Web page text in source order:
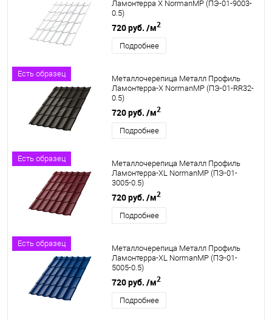
Ламонтерра X NormanMP (ПЭ-01-9003-
0.5)
720 руб. /м2
Подробнее
Есть образец
Металлочерепица Металл Профиль
Ламонтерра-X NormanMP (ПЭ-01-RR32-
0.5)
720 руб. /м2
Подробнее
Есть образец
Металлочерепица Металл Профиль
Ламонтерра-XL NormanMP (ПЭ-01-
3005-0.5)
720 руб. /м2
Подробнее
Есть образец
Металлочерепица Металл Профиль
Ламонтерра-XL NormanMP (ПЭ-01-
5005-0.5)
720 руб. /м2
Подробнее